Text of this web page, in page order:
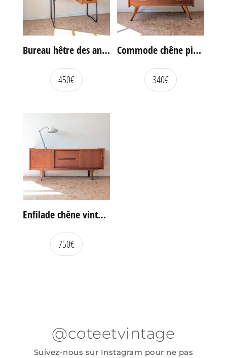
Bureau hêtre des années 60
450€
Commode chêne pieds compas vintage
340€
Enfilade chêne vintage portes coulissantes
750€
@coteetvintage
Suivez-nous sur Instagram pour ne pas